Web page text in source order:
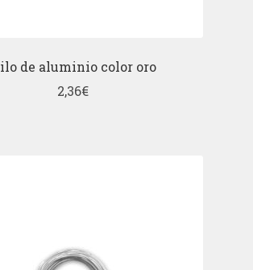
de aluminio color oro
2,36€